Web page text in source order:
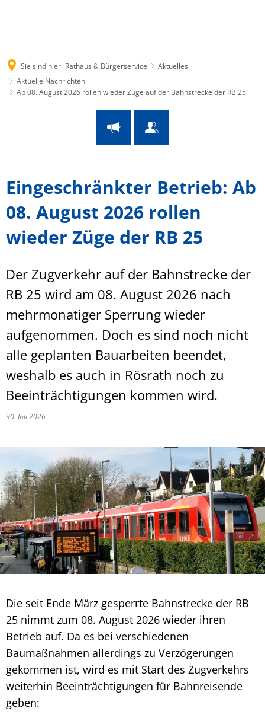
Sie sind hier: Rathaus & Bürgerservice
Aktuelles
Aktuelle Nachrichten
Ab 08. August 2026 rollen wieder Züge auf der Bahnstrecke der RB 25
Eingeschränkter Betrieb: Ab
08. August 2026 rollen
wieder Züge der RB 25
Der Zugverkehr auf der Bahnstrecke der
RB 25 wird am 08. August 2026 nach
mehrmonatiger Sperrung wieder
aufgenommen. Doch es sind noch nicht
alle geplanten Bauarbeiten beendet,
weshalb es auch in Rösrath noch zu
Beeinträchtigungen kommen wird.
30. Juli 2026
Die seit Ende März gesperrte Bahnstrecke der RB
25 nimmt zum 08. August 2026 wieder ihren
Betrieb auf. Da es bei verschiedenen
Baumaßnahmen allerdings zu Verzögerungen
gekommen ist, wird es mit Start des Zugverkehrs
weiterhin Beeinträchtigungen für Bahnreisende
geben: